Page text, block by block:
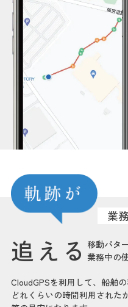
業
追える移動パタ
業務中の
CloudGPSを利用して、船舶
どれくらいの時間利用された